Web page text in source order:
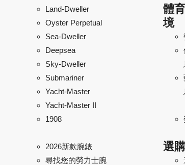
Land-Dweller
Oyster Perpetual
Sea-Dweller
Deepsea
Sky-Dweller
Submariner
Yacht-Master
Yacht-Master II
1908
2026新款腕錶
尋找您的勞力士腕
體
境
選